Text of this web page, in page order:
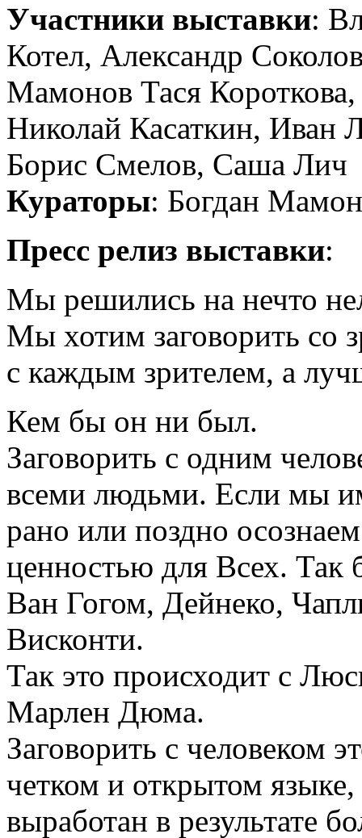
Участники выставки:
Котел, Александр
Мамонов Тася
Николай Касаткин, Иван
Борис Смелов, Саша Лич
Кураторы: Богдан
Пресс релиз выставки:
Мы решились на нечто
Мы хотим заговорить со
с каждым зрителем, а
Кем бы он ни был.
Заговорить с одним
всеми людьми. Если мы
рано или поздно
ценностью для Всех.
Ван Гогом, Дейнеко,
Висконти.
Так это происходит с
Марлен Дюма.
Заговорить с человеком
четком и открытом
выработан в результате